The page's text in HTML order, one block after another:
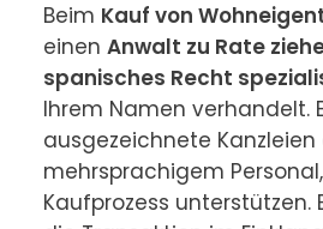
Beim Kauf von
einen Anwalt zu Rate
spanisches Recht
Ihrem Namen verhandelt.
ausgezeichnete
mehrsprachigem
Kaufprozess unterstützen.